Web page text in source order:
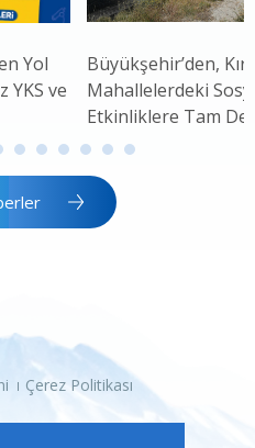
Yol
YKS ve
Büyükşehir’den,
Mahallelerdeki
Etkinliklere Tam
Çerez Politikası